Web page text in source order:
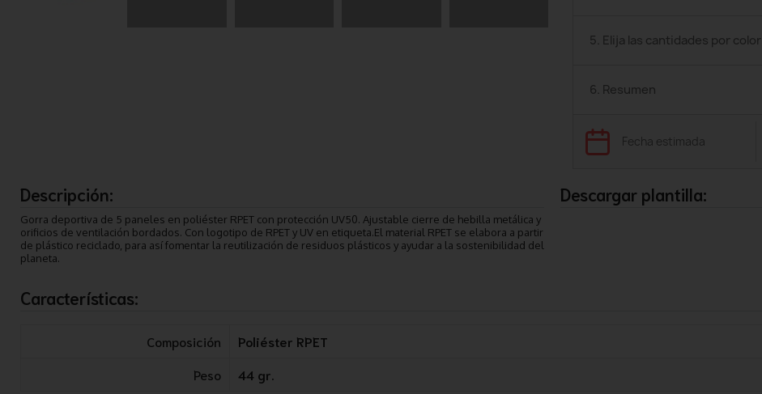
5. Elija las cantidades por color
6. Resumen
Fecha estimada
Descripción:
Gorra deportiva de 5 paneles en poliéster RPET con protección UV50. Ajustable cierre de hebilla metálica y
orificios de ventilación bordados. Con logotipo de RPET y UV en etiqueta.El material RPET se elabora a partir
de plástico reciclado, para así fomentar la reutilización de residuos plásticos y ayudar a la sostenibilidad del
planeta.
Descargar plantilla:
Características:
Composición
Poliéster RPET
Peso
44 gr.